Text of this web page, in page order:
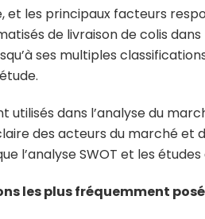
et les principaux facteurs
de livraison de colis
ses multiples
utilisés dans l’analyse du
des acteurs du marché
l’analyse SWOT et les
les plus fréquemment